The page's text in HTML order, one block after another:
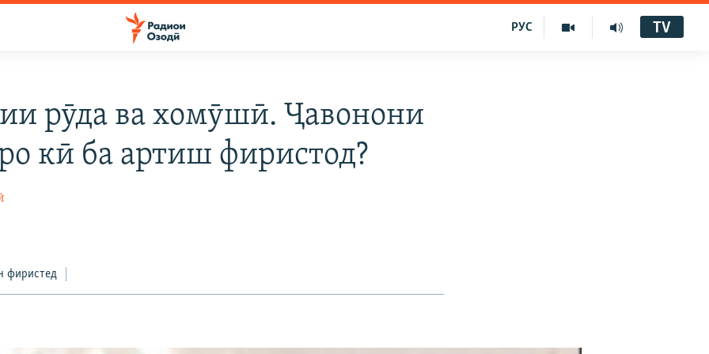
РУС TV
рӯда ва хомӯшӣ. Ҷавонони
кӣ ба артиш фиристод?
фиристед